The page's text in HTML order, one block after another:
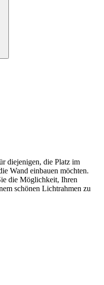
diejenigen, die Platz im
Wand einbauen möchten.
die Möglichkeit, Ihren
schönen Lichtrahmen zu